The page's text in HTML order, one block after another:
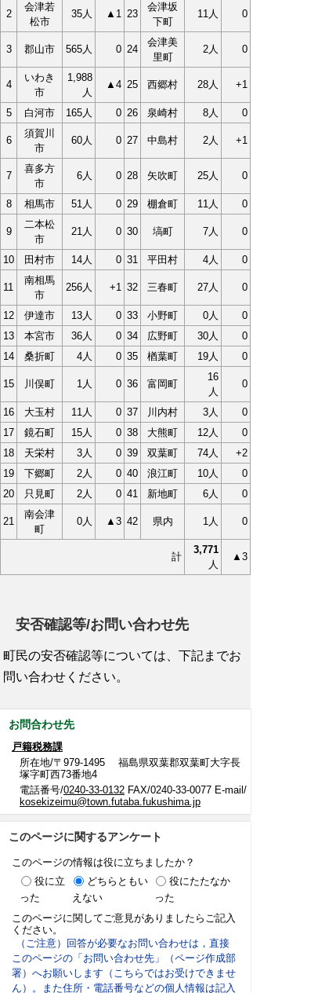
2
会津若
松市
35人 ▲1 23
会津坂
下町
11人 0
3 郡山市 565人 0 24
会津美
里町
2人 0
4
いわき
市
1,988
人
▲4 25 西郷村 28人 +1
5 白河市 165人 0 26 泉崎村 8人 0
6
須賀川
市
60人 0 27 中島村 2人 +1
7
喜多方
市
6人 0 28 矢吹町 25人 0
8 相馬市 51人 0 29 棚倉町 11人 0
9
二本松
市
21人 0 30 塙町 7人 0
10 田村市 14人 0 31 平田村 4人 0
11
南相馬
市
256人 +1 32 三春町 27人 0
12 伊達市 13人 0 33 小野町 0人
0
13
本宮市 36人 0 34 広野町 30人
0
14
桑折町 4人 0 35 楢葉町 19人 0
15 川俣町 1人 0 36 富岡町
16
人
0
16 大玉村 11人 0 37 川内村 3人
0
17
鏡石町 15人 0 38 大熊町 12人
0
18
天栄村 3人 0 39 双葉町 74人
+2
19
下郷町 2人 0 40 浪江町 10人
0
20
只見町 2人 0 41 新地町 6人 0
21
南会津
町
0人 ▲3 42 県内 1人 0
計
3,771
人
▲3
安否確認等/お問い合わせ先
町民の安否確認等については、下記までお
問い合わせください。
お問合わせ先
戸籍税務課
所在地/〒979-1495 福島県双葉郡双葉町大字長
塚字町西73番地4
電話番号/0240-33-0132 FAX/0240-33-0077 E-mail/
kosekizeimu@town.futaba.fukushima.jp
このページに関するアンケート
このページの情報は役に立ちましたか？
役に立
った
どちらともい
えない
役にたたなか
った
このページに関してご意見がありましたらご記入
ください。
（ご注意）回答が必要なお問い合わせは，直接
このページの「お問い合わせ先」（ページ作成部
署）へお願いします（こちらではお受けできませ
ん）。また住所・電話番号などの個人情報は記入